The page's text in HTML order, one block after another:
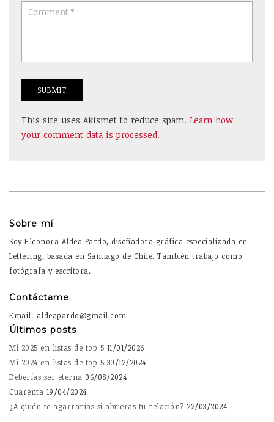
This site uses Akismet to reduce spam. Learn how
your comment data is processed.
Sobre mí
Soy Eleonora Aldea Pardo, diseñadora gráfica especializada en
Lettering, basada en Santiago de Chile. También trabajo como
fotógrafa y escritora.
Contáctame
Email: aldeapardo@gmail.com
Últimos posts
Mi 2025 en listas de top 5 11/01/2026
Mi 2024 en listas de top 5 30/12/2024
Deberías ser eterna 06/08/2024
Cuarenta 19/04/2024
¿A quién te agarrarías si abrieras tu relación? 22/03/2024